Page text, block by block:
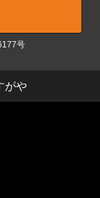
号
がや